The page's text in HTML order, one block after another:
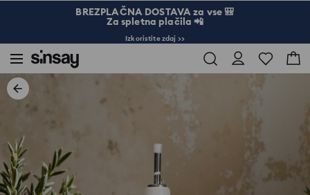
BREZPLAČNA DOSTAVA za vse 🎒
Za spletna plačila 📲
Izkoristite zdaj >>